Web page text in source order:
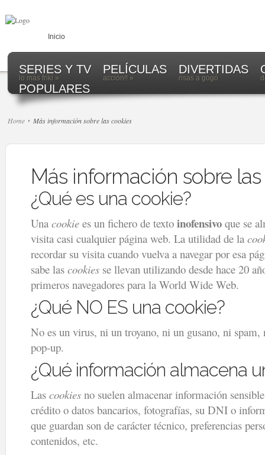
Inicio
SERIES Y TV
lo más friki »
PELÍCULAS
acción!! »
DIVERTIDAS
risas a gogó
POPULARES
Home Más información sobre las cookies
Más información sobre
¿Qué es una cookie?
Una cookie es un fichero de texto inofensivo que se
visita casi cualquier página web. La utilidad de la
recordar su visita cuando vuelva a navegar por esa
sabe las cookies se llevan utilizando desde hace 20
primeros navegadores para la World Wide Web.
¿Qué NO ES una cookie?
No es un virus, ni un troyano, ni un gusano, ni spam,
pop-up.
¿Qué información almacena
Las cookies no suelen almacenar información
crédito o datos bancarios, fotografías, su DNI o
que guardan son de carácter técnico, preferencias
contenidos, etc.